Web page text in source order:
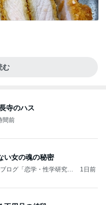
む
寺のハス
間前
い女の魂の秘密
ログ「恋学・性学研究
1日前